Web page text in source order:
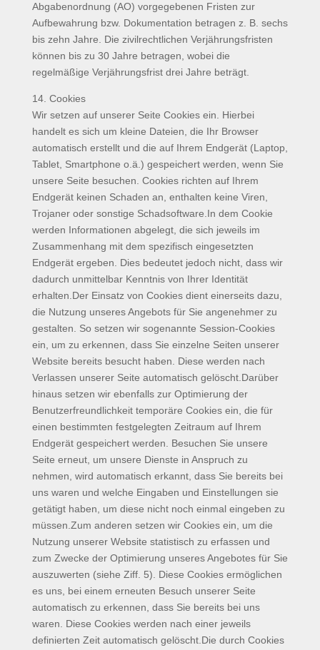
Abgabenordnung (AO) vorgegebenen Fristen zur
Aufbewahrung bzw. Dokumentation betragen z. B. sechs
bis zehn Jahre. Die zivilrechtlichen Verjährungsfristen
können bis zu 30 Jahre betragen, wobei die
regelmäßige Verjährungsfrist drei Jahre beträgt.
14. Cookies
Wir setzen auf unserer Seite Cookies ein. Hierbei
handelt es sich um kleine Dateien, die Ihr Browser
automatisch erstellt und die auf Ihrem Endgerät (Laptop,
Tablet, Smartphone o.ä.) gespeichert werden, wenn Sie
unsere Seite besuchen. Cookies richten auf Ihrem
Endgerät keinen Schaden an, enthalten keine Viren,
Trojaner oder sonstige Schadsoftware.In dem Cookie
werden Informationen abgelegt, die sich jeweils im
Zusammenhang mit dem spezifisch eingesetzten
Endgerät ergeben. Dies bedeutet jedoch nicht, dass wir
dadurch unmittelbar Kenntnis von Ihrer Identität
erhalten.Der Einsatz von Cookies dient einerseits dazu,
die Nutzung unseres Angebots für Sie angenehmer zu
gestalten. So setzen wir sogenannte Session-Cookies
ein, um zu erkennen, dass Sie einzelne Seiten unserer
Website bereits besucht haben. Diese werden nach
Verlassen unserer Seite automatisch gelöscht.Darüber
hinaus setzen wir ebenfalls zur Optimierung der
Benutzerfreundlichkeit temporäre Cookies ein, die für
einen bestimmten festgelegten Zeitraum auf Ihrem
Endgerät gespeichert werden. Besuchen Sie unsere
Seite erneut, um unsere Dienste in Anspruch zu
nehmen, wird automatisch erkannt, dass Sie bereits bei
uns waren und welche Eingaben und Einstellungen sie
getätigt haben, um diese nicht noch einmal eingeben zu
müssen.Zum anderen setzen wir Cookies ein, um die
Nutzung unserer Website statistisch zu erfassen und
zum Zwecke der Optimierung unseres Angebotes für Sie
auszuwerten (siehe Ziff. 5). Diese Cookies ermöglichen
es uns, bei einem erneuten Besuch unserer Seite
automatisch zu erkennen, dass Sie bereits bei uns
waren. Diese Cookies werden nach einer jeweils
definierten Zeit automatisch gelöscht.Die durch Cookies